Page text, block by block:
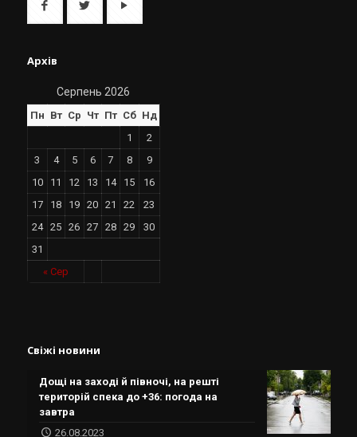
Архів
Серпень 2026
Пн Вт Ср Чт Пт Сб Нд
« Сер
1
2
3
4 5 6 7 8
9
10
11 12 13 14 15
16
17
18 19 20 21 22
23
24
25 26 27 28 29
30
31
Свіжі новини
Дощі на заході й півночі, на решті
територій спека до +36: погода на
завтра
26.08.2023